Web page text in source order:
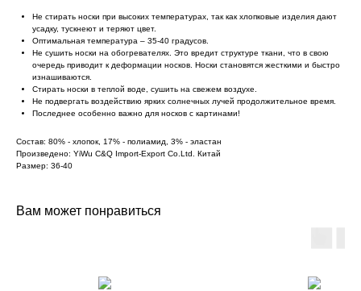
Не стирать носки при высоких температурах, так как хлопковые изделия дают
усадку, тускнеют и теряют цвет.
Оптимальная температура – 35-40 градусов.
Не сушить носки на обогревателях. Это вредит структуре ткани, что в свою
очередь приводит к деформации носков. Носки становятся жесткими и быстро
изнашиваются.
Стирать носки в теплой воде, сушить на свежем воздухе.
Не подвергать воздействию ярких солнечных лучей продолжительное время.
Последнее особенно важно для носков с картинами!
Состав: 80% - хлопок, 17% - полиамид, 3% - эластан
Произведено: YiWu C&Q Import-Export Co.Ltd. Китай
Размер: 36-40
Вам может понравиться